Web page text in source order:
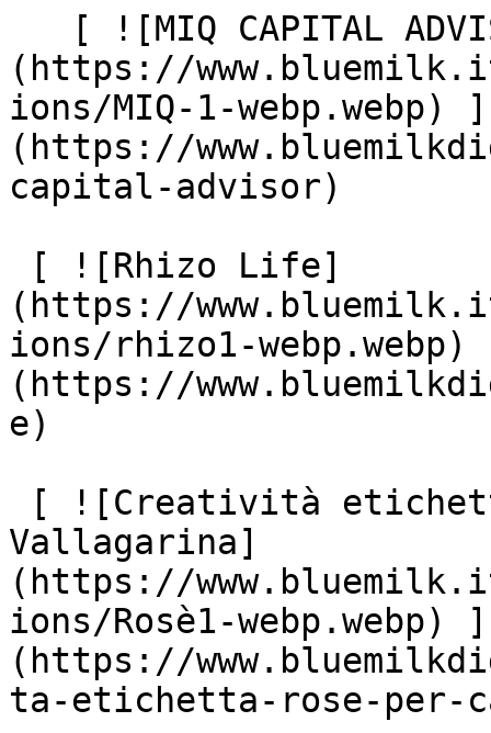
(https://
ions/MIQ-1-webp.webp) ]
(https://
capital-advisor)
(https://
ions/rhizo1-
(https://
e)
Vallagarina]
(https://
ions/Rosè1-webp.webp) ]
(https://
ta-etichetta-rose-per-